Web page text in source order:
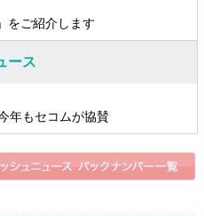
をご紹介します
ース
年もセコムが協賛